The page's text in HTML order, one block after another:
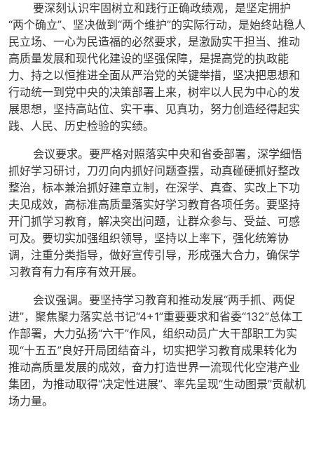
要深刻认识牢固树立和践行正确政绩观，是坚定拥护
“两个确立”、坚决做到“两个维护”的实际行动，是始终站稳人
民立场、一心为民造福的必然要求，是激励实干担当、推动
高质量发展和现代化建设的坚强保障，是提高党的执政能
力、持之以恒推进全面从严治党的关键举措，坚决把思想和
行动统一到党中央的决策部署上来，树牢以人民为中心的发
展思想，坚持高站位、实干事、见真功，努力创造经得起实
践、人民、历史检验的实绩。
会议要求。要严格对照落实中央和省委部署，深学细悟
抓好学习研讨，刀刃向内抓好问题查摆，动真碰硬抓好整改
整治，标本兼治抓好建章立制，在深学、真查、实改上下功
夫见成效，高标准高质量落实好学习教育各项任务。要坚持
开门抓学习教育，解决突出问题，让群众参与、受益、可感
可及。要切实加强组织领导，坚持以上率下，强化统筹协
调，注重分类指导，做好宣传引导，形成强大合力，确保学
习教育有力有序有效开展。
会议强调。要坚持学习教育和推动发展“两手抓、两促
进”，聚焦聚力落实总书记“4+1”重要要求和省委“132”总体工
作部署，大力弘扬“六干”作风，组织动员广大干部职工为实
现“十五五”良好开局团结奋斗，切实把学习教育成果转化为
推动高质量发展的成效，奋力打造世界一流现代化空港产业
集团，为推动取得“决定性进展”、率先呈现“生动图景”贡献机
场力量。